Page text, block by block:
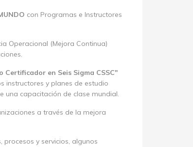
con Programas e Instructores
Operacional (Mejora Continua)
Certificador en Seis Sigma CSSC"
instructores y planes de estudio
una capacitación de clase mundial.
a través de la mejora
y servicios, algunos